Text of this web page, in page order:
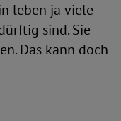
leben ja viele
sind. Sie
Das kann doch